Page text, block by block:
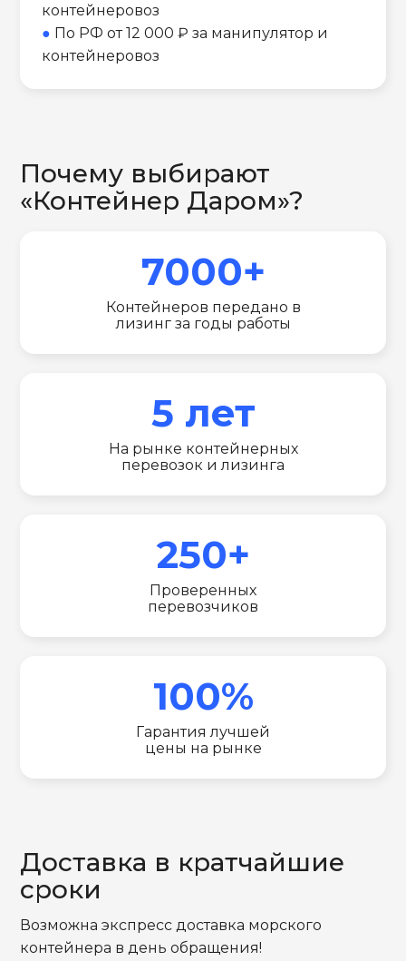
контейнеровоз
● По РФ от 12 000 ₽ за манипулятор и
контейнеровоз
Почему выбирают
«Контейнер Даром»?
7000+
Контейнеров передано в
лизинг за годы работы
5 лет
На рынке контейнерных
перевозок и лизинга
250+
Проверенных
перевозчиков
100%
Гарантия лучшей
цены на рынке
Доставка в кратчайшие
сроки
Возможна экспресс доставка морского
контейнера в день обращения!